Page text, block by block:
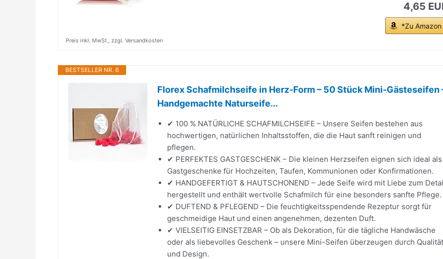
4,65
*Zu Amazon
Preis inkl. MwSt., zzgl. Versandkosten
BESTSELLER NR. 6
Florex Schafmilchseife in Herz-Form – 50 Stück Mini-Gästeseifen
Handgemachte Naturseife...
✔ 100 % NATÜRLICHE SCHAFMILCHSEIFE – Unsere Seifen bestehen aus
hochwertigen, natürlichen Inhaltsstoffen, die die Haut sanft reinigen und
pflegen.
✔ PERFEKTES GASTGESCHENK – Die kleinen Herzseifen eignen sich ideal als
Gastgeschenke für Hochzeiten, Taufen, Kommunionen oder Konfirmationen.
✔ HANDGEFERTIGT & HAUTSCHONEND – Jede Seife wird mit Liebe zum
hergestellt und enthält wertvolle Schafmilch für eine besonders sanfte Pflege.
✔ DUFTEND & PFLEGEND – Die feuchtigkeitsspendende Rezeptur sorgt für
geschmeidige Haut und einen angenehmen, dezenten Duft.
✔ VIELSEITIG EINSETZBAR – Ob als Dekoration, für die tägliche Handwäsche
oder als liebevolles Geschenk – unsere Mini-Seifen überzeugen durch Qualität
und Design.